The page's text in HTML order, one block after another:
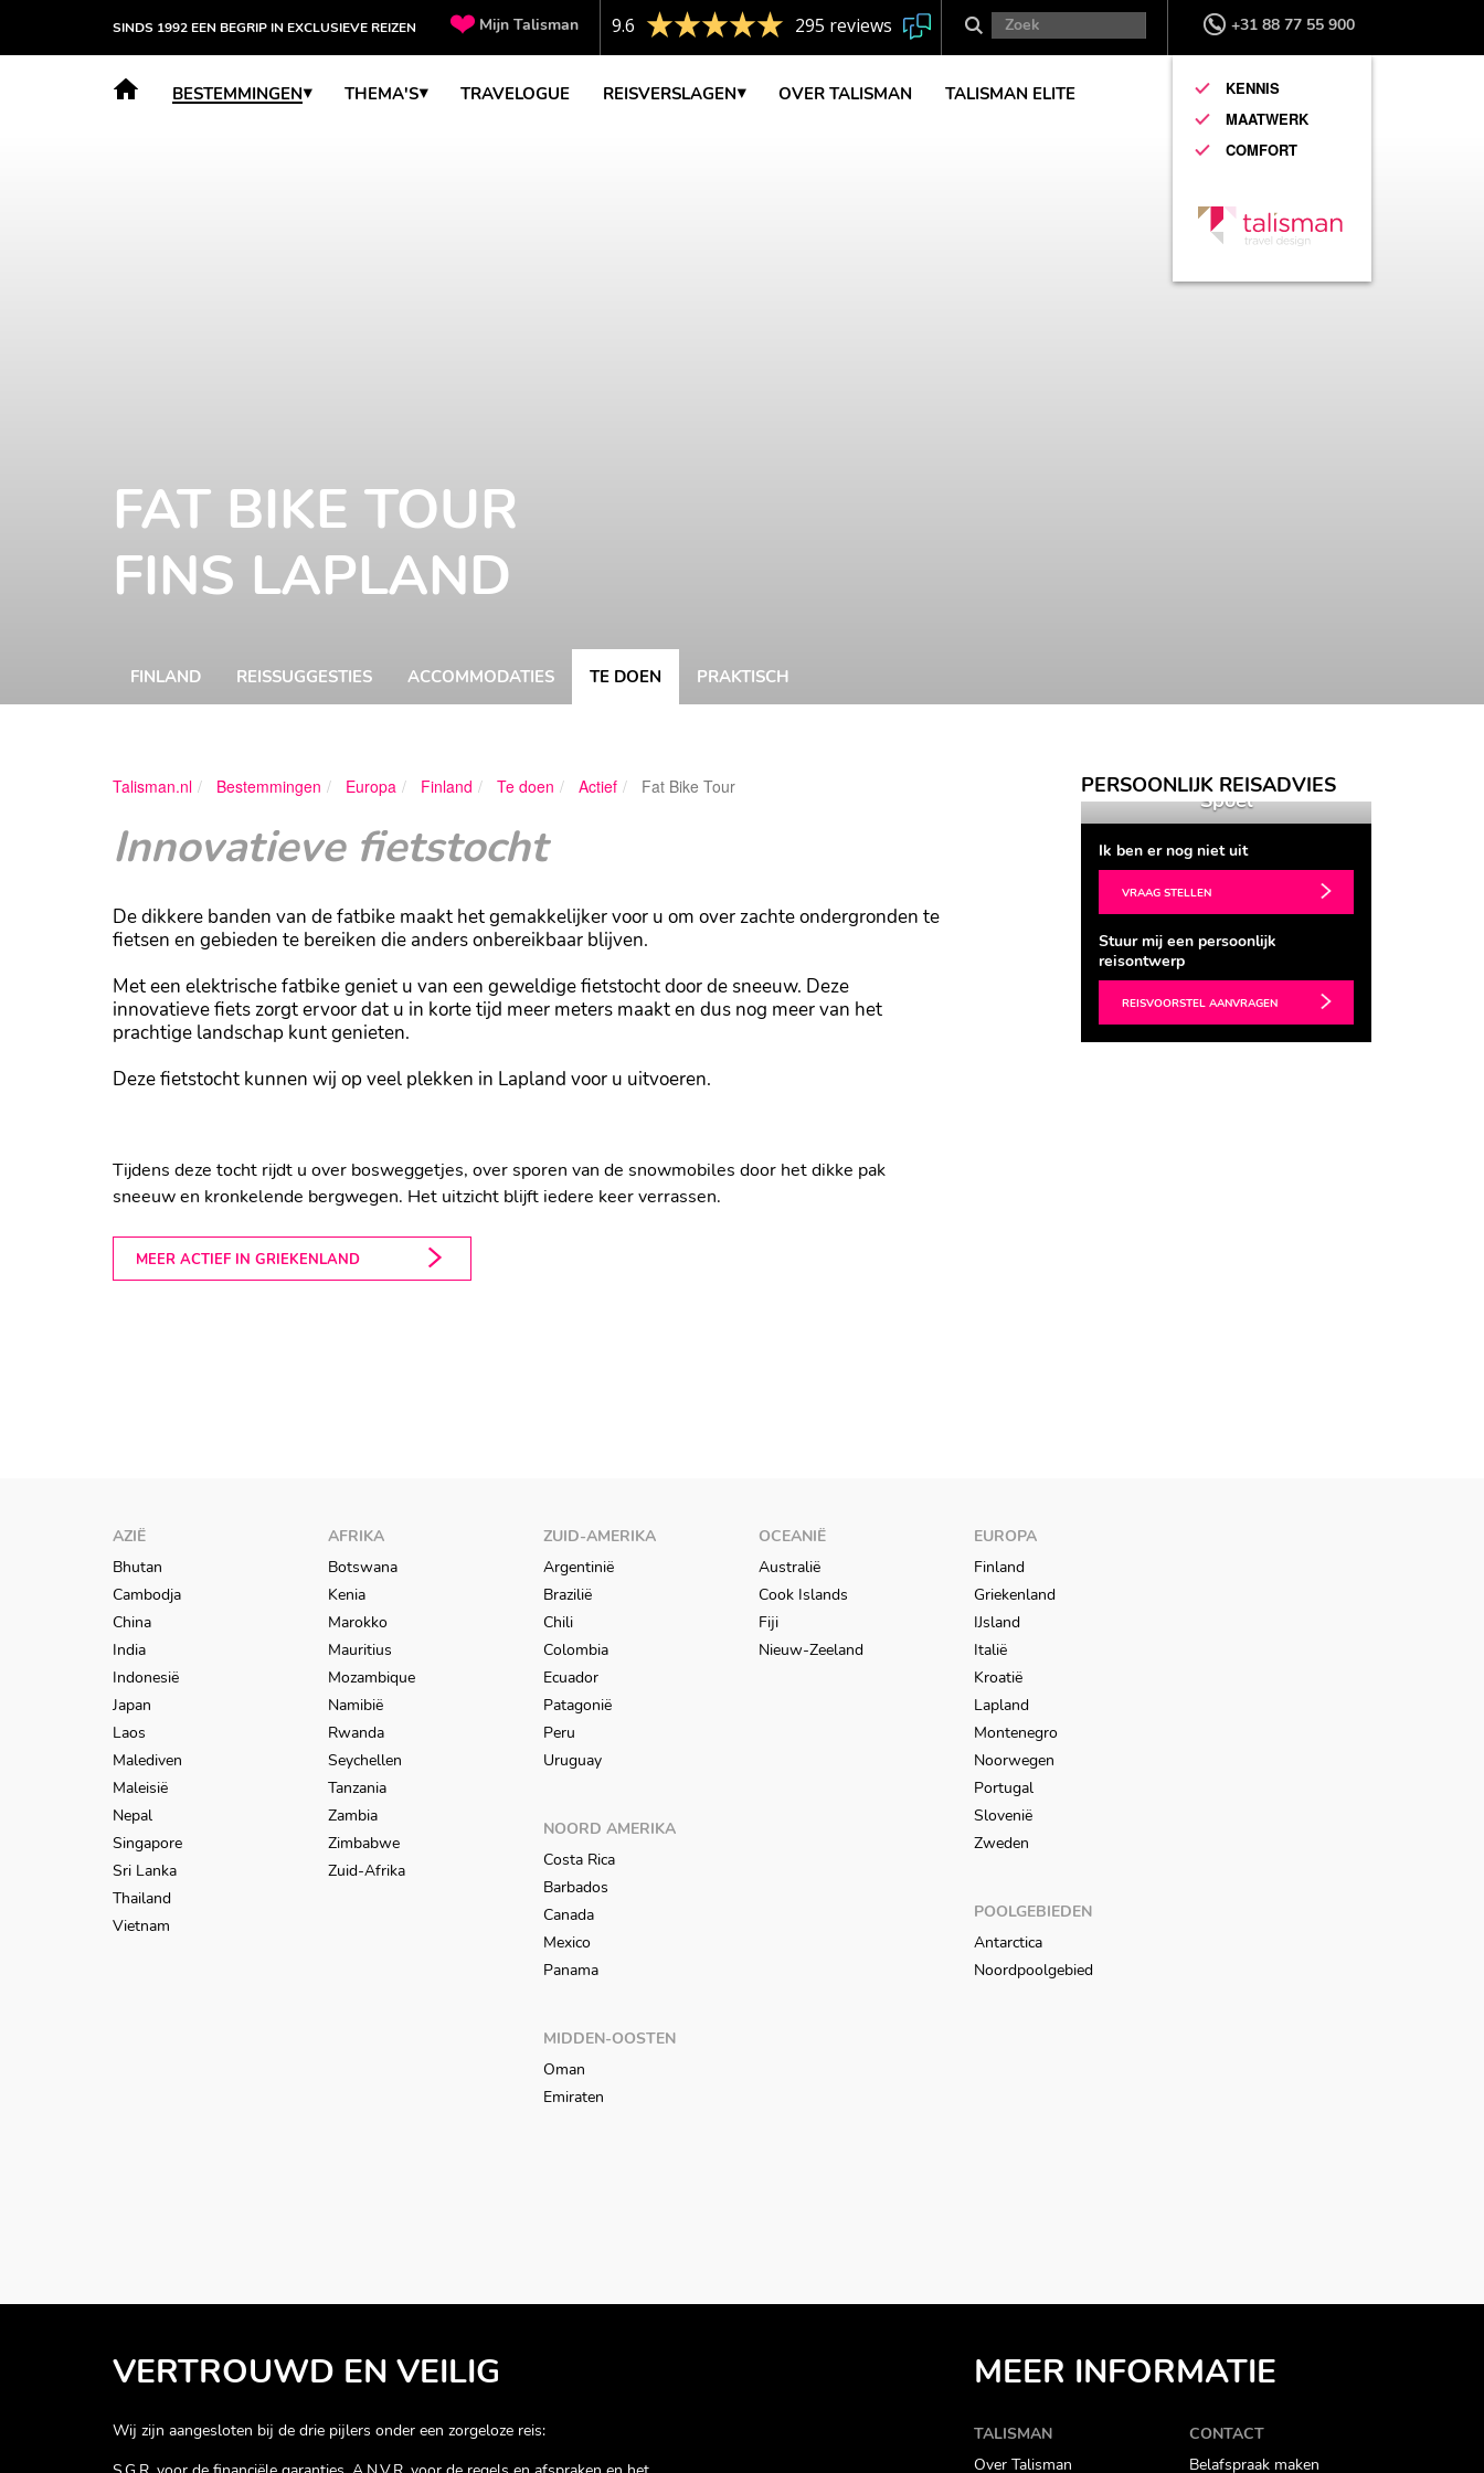
SINDS 1992 EEN BEGRIP IN EXCLUSIEVE REIZEN Mijn Talisman 9.6 295 reviews +31 88 77 55 900
KENNIS
MAATWERK
COMFORT
BESTEMMINGEN THEMA'S TRAVELOGUE REISVERSLAGEN OVER TALISMAN TALISMAN ELITE
FAT BIKE TOUR
FINS LAPLAND
FINLAND REISSUGGESTIES ACCOMMODATIES TE DOEN PRAKTISCH
Talisman.nl Bestemmingen Europa Finland Te doen Actief Fat Bike Tour
Innovatieve fietstocht
De dikkere banden van de fatbike maakt het gemakkelijker voor u om over zachte ondergronden te
fietsen en gebieden te bereiken die anders onbereikbaar blijven.
Met een elektrische fatbike geniet u van een geweldige fietstocht door de sneeuw. Deze
innovatieve fiets zorgt ervoor dat u in korte tijd meer meters maakt en dus nog meer van het
prachtige landschap kunt genieten.
Deze fietstocht kunnen wij op veel plekken in Lapland voor u uitvoeren.
Tijdens deze tocht rijdt u over bosweggetjes, over sporen van de snowmobiles door het dikke pak
sneeuw en kronkelende bergwegen. Het uitzicht blijft iedere keer verrassen.
MEER ACTIEF IN GRIEKENLAND
PERSOONLIJK REISADVIES
Ingrid van der
Spoel
Ik ben er nog niet uit
VRAAG STELLEN
Stuur mij een persoonlijk
reisontwerp
REISVOORSTEL AANVRAGEN
AZIË
Bhutan
Cambodja
China
India
Indonesië
Japan
Laos
Malediven
Maleisië
Nepal
Singapore
Sri Lanka
Thailand
Vietnam
AFRIKA
Botswana
Kenia
Marokko
Mauritius
Mozambique
Namibië
Rwanda
Seychellen
Tanzania
Zambia
Zimbabwe
Zuid-Afrika
ZUID-AMERIKA
Argentinië
Brazilië
Chili
Colombia
Ecuador
Patagonië
Peru
Uruguay
NOORD AMERIKA
Costa Rica
Barbados
Canada
Mexico
Panama
MIDDEN-OOSTEN
Oman
Emiraten
OCEANIË
Australië
Cook Islands
Fiji
Nieuw-Zeeland
EUROPA
Finland
Griekenland
IJsland
Italië
Kroatië
Lapland
Montenegro
Noorwegen
Portugal
Slovenië
Zweden
POOLGEBIEDEN
Antarctica
Noordpoolgebied
MEER INFORMATIE
TALISMAN
Over Talisman
CONTACT
Belafspraak maken
VERTROUWD EN VEILIG
Wij zijn aangesloten bij de drie pijlers onder een zorgeloze reis: